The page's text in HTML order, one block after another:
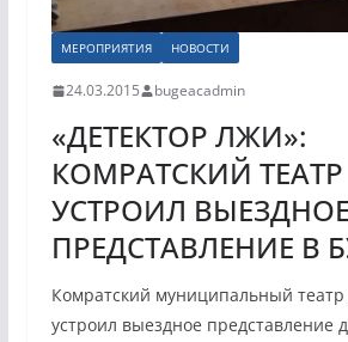
МЕРОПРИЯТИЯ НОВОСТИ
24.03.2015 bugeacadmin
«ДЕТЕКТОР ЛЖИ»:
КОМРАТСКИЙ ТЕАТР
УСТРОИЛ ВЫЕЗДНОЕ
ПРЕДСТАВЛЕНИЕ В
Комратский муниципальный
устроил выездное представление